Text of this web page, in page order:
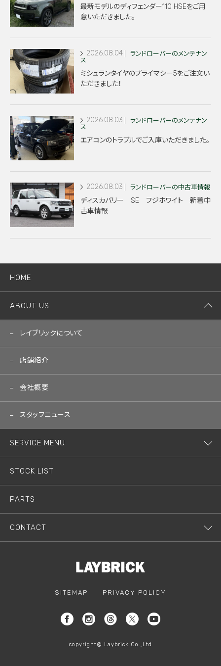
最新モデルのディフェンダー110 HSEをご用
意いただきました。
2026.08.04
ランドローバーのメンテナン
ス
ミシュランタイヤのプライマシー5をご注文い
ただきました！
2026.08.03
ランドローバーのメンテナン
ス
エアコンのトラブルでご入庫いただきました。
2026.08.03 ランドローバーの中古車情報
ディスカバリー SE フジホワイト 新着中
古車情報
HOME
ABOUT US
レイブリックについて
店舗紹介
会社概要
スタッフニュース
SERVICE MENU
STOCK LIST
PARTS
CONTACT
SITEMAP PRIVACY POLICY
copyright@ Laybrick Co.,Ltd